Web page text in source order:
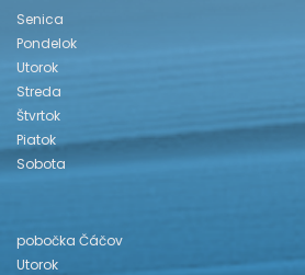
Senica
Pondelok
Utorok
Streda
Štvrtok
Piatok
Sobota
pobočka Čáčov
Utorok